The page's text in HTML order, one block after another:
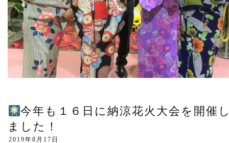
今年も１６日に納涼花火大会を開催
ました！